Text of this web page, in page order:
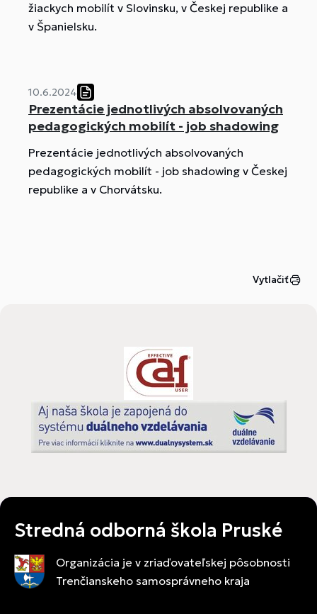
žiackych mobilít v Slovinsku, v Českej republike a
v Španielsku.
10.6.2024
Prezentácie jednotlivých absolvovaných
pedagogických mobilít - job shadowing
Prezentácie jednotlivých absolvovaných
pedagogických mobilít - job shadowing v Českej
republike a v Chorvátsku.
Vytlačiť
Stredná odborná škola Pruské
Organizácia je v zriaďovateľskej pôsobnosti
Trenčianskeho samosprávneho kraja